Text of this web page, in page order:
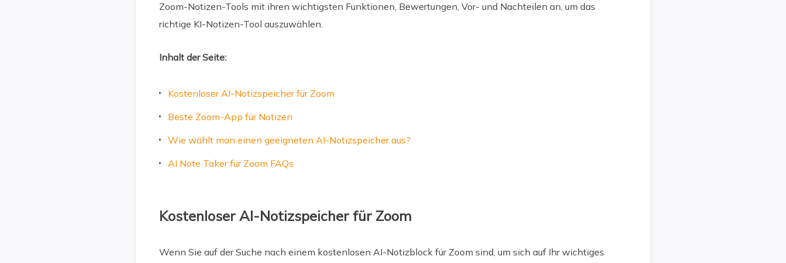
Zoom-Notizen-Tools mit ihren wichtigsten Funktionen, Bewertungen, Vor- und Nachteilen an, um das
richtige KI-Notizen-Tool auszuwählen.
Inhalt der Seite:
Kostenloser AI-Notizspeicher für Zoom
Beste Zoom-App für Notizen
Wie wählt man einen geeigneten AI-Notizspeicher aus?
AI Note Taker für Zoom FAQs
Kostenloser AI-Notizspeicher für Zoom
Wenn Sie auf der Suche nach einem kostenlosen AI-Notizblock für Zoom sind, um sich auf Ihr wichtiges